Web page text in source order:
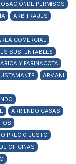
PERMISOS
ARBITRAJES
COMERCIAL
SUSTENTABLES
ARICA Y PARINACOTA
ARMANI
ARRIENDO CASAS
PRECIO JUSTO
OFICINAS